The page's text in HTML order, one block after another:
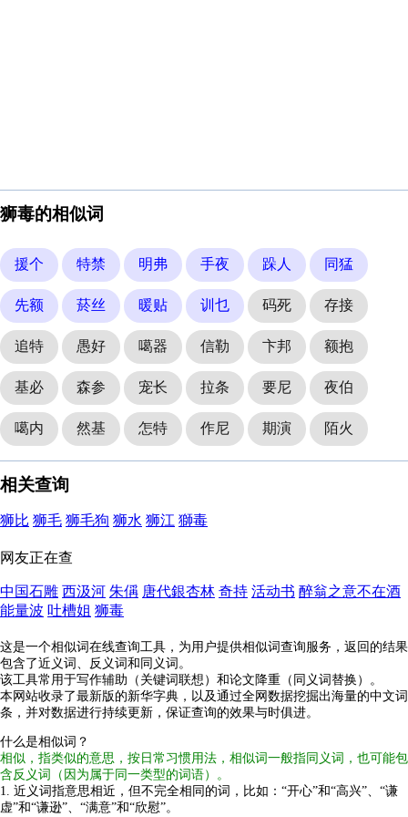
狮毒的相似词
援个 特禁 明弗 手夜 跺人 同猛
先额 菸丝 暖贴 训乜 码死 存接
追特 愚好 噶器 信勒 卞邦 额抱
基必 森参 宠长 拉条 要尼 夜伯
噶内 然基 怎特 作尼 期演 陌火
相关查询
狮比 狮毛 狮毛狗 狮水 狮江 獅毒
网友正在查
中国石雕 西汲河 朱偁 唐代銀杏林 奇持 活动书 醉翁之意不在酒
能量波 吐槽姐 狮毒
这是一个相似词在线查询工具，为用户提供相似词查询服务，返回的结果
包含了近义词、反义词和同义词。
该工具常用于写作辅助（关键词联想）和论文降重（同义词替换）。
本网站收录了最新版的新华字典，以及通过全网数据挖掘出海量的中文词
条，并对数据进行持续更新，保证查询的效果与时俱进。
什么是相似词？
相似，指类似的意思，按日常习惯用法，相似词一般指同义词，也可能包
含反义词（因为属于同一类型的词语）。
1. 近义词指意思相近，但不完全相同的词，比如：“开心”和“高兴”、“谦
虚”和“谦逊”、“满意”和“欣慰”。